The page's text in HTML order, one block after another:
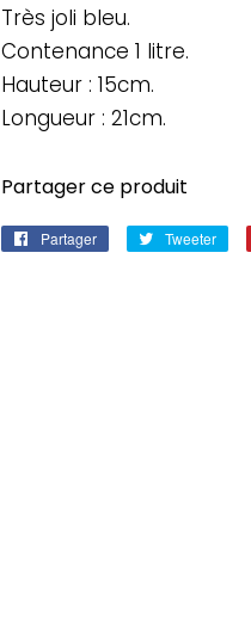
Très joli bleu.
Contenance 1 litre.
Hauteur : 15cm.
Longueur : 21cm.
Partager ce produit
Partager
Partager Tweeter